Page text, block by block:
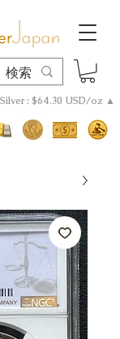
Silver : $64.30 USD/oz ▲